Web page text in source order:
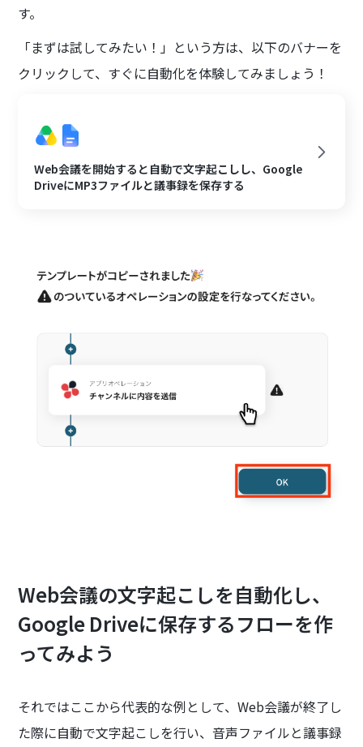
す。
「まずは試してみたい！」という方は、以下のバナーを
クリックして、すぐに自動化を体験してみましょう！
Web会議を開始すると自動で文字起こしし、Google
DriveにMP3ファイルと議事録を保存する
Web会議の文字起こしを自動化し、
Google Driveに保存するフローを作
ってみよう
それではここから代表的な例として、Web会議が終了し
た際に自動で文字起こしを行い、音声ファイルと議事録